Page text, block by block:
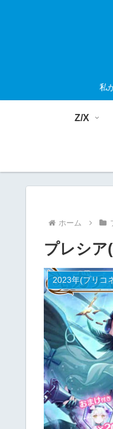
私
Z/X
ホーム
プレシア
2023年(プリコ